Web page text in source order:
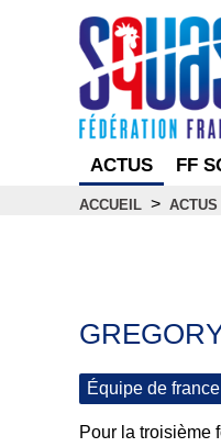
ACTUS FF
ACCUEIL > ACTUS
Équipe de france
Pour la troisième